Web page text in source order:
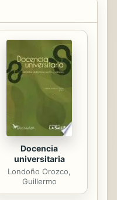
a ti mismo. Todo
pero si hemos
una experiencia
al final será sólo
nuevo camino.
te guiará en el viaje
emprenderás: tu
De su...
Docencia
universitaria
Londoño Orozco,
Guillermo